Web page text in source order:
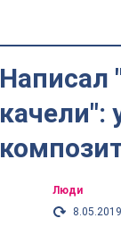
Написал
качели":
Люди